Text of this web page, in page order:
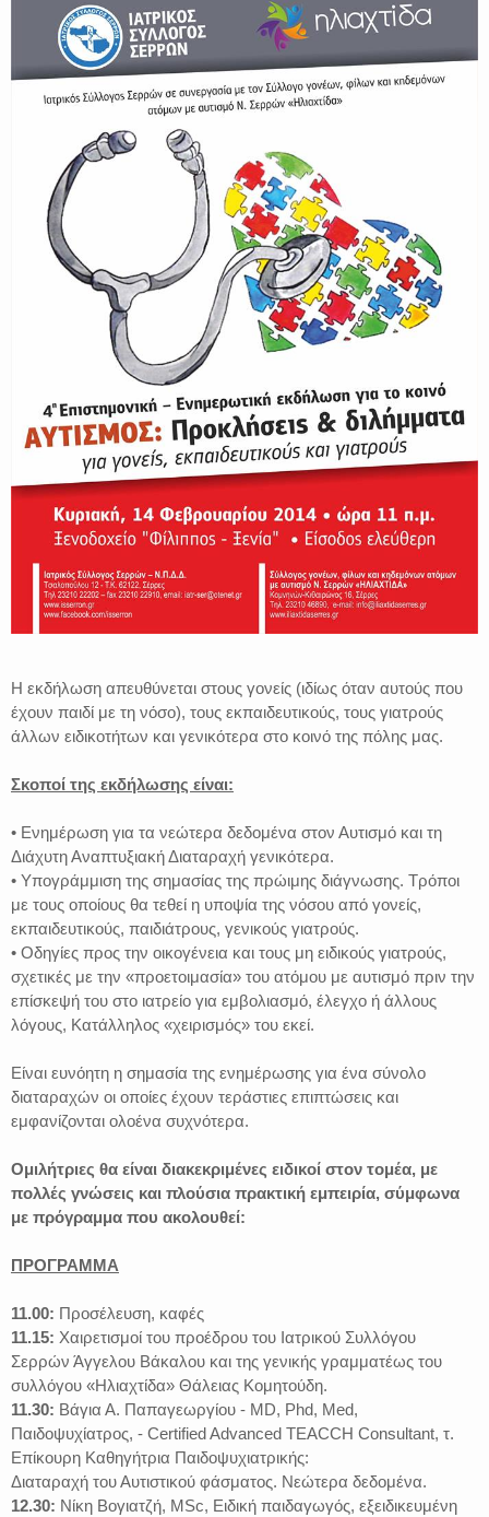
Η εκδήλωση απευθύνεται στους γονείς (ιδίως όταν αυτούς που
έχουν παιδί με τη νόσο), τους εκπαιδευτικούς, τους γιατρούς
άλλων ειδικοτήτων και γενικότερα στο κοινό της πόλης μας.
Σκοποί της εκδήλωσης είναι:
• Ενημέρωση για τα νεώτερα δεδομένα στον Αυτισμό και τη
Διάχυτη Αναπτυξιακή Διαταραχή γενικότερα.
• Υπογράμμιση της σημασίας της πρώιμης διάγνωσης. Τρόποι
με τους οποίους θα τεθεί η υποψία της νόσου από γονείς,
εκπαιδευτικούς, παιδιάτρους, γενικούς γιατρούς.
• Οδηγίες προς την οικογένεια και τους μη ειδικούς γιατρούς,
σχετικές με την «προετοιμασία» του ατόμου με αυτισμό πριν την
επίσκεψή του στο ιατρείο για εμβολιασμό, έλεγχο ή άλλους
λόγους, Κατάλληλος «χειρισμός» του εκεί.
Είναι ευνόητη η σημασία της ενημέρωσης για ένα σύνολο
διαταραχών οι οποίες έχουν τεράστιες επιπτώσεις και
εμφανίζονται ολοένα συχνότερα.
Ομιλήτριες θα είναι διακεκριμένες ειδικοί στον τομέα, με
πολλές γνώσεις και πλούσια πρακτική εμπειρία, σύμφωνα
με πρόγραμμα που ακολουθεί:
ΠΡΟΓΡΑΜΜΑ
11.00: Προσέλευση, καφές
11.15: Χαιρετισμοί του προέδρου του Ιατρικού Συλλόγου
Σερρών Άγγελου Βάκαλου και της γενικής γραμματέως του
συλλόγου «Ηλιαχτίδα» Θάλειας Κομητούδη.
11.30: Βάγια Α. Παπαγεωργίου - MD, Phd, Med,
Παιδοψυχίατρος, - Certified Advanced TEACCH Consultant, τ.
Επίκουρη Καθηγήτρια Παιδοψυχιατρικής:
Διαταραχή του Αυτιστικού φάσματος. Νεώτερα δεδομένα.
12.30: Νίκη Βογιατζή, MSc, Ειδική παιδαγωγός, εξειδικευμένη